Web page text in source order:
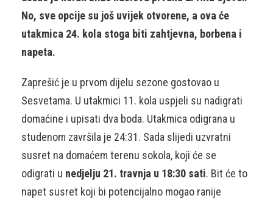
No, sve opcije su još uvijek otvorene, a ova će
utakmica 24. kola stoga biti zahtjevna, borbena i
napeta.
Zaprešić je u prvom dijelu sezone gostovao u
Sesvetama. U utakmici 11. kola uspjeli su nadigrati
domaćine i upisati dva boda. Utakmica odigrana u
studenom završila je 24:31. Sada slijedi uzvratni
susret na domaćem terenu sokola, koji će se
odigrati u nedjelju 21. travnja u 18:30 sati. Bit će to
napet susret koji bi potencijalno mogao ranije